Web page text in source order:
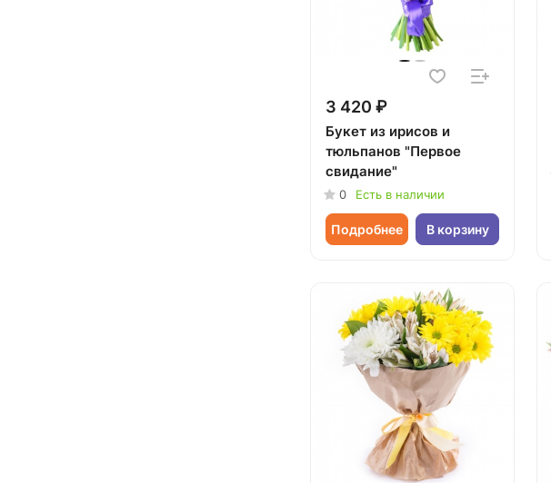
3 420 ₽
Букет из ирисов и
тюльпанов "Первое
свидание"
0 Есть в наличии
Подробнее В корзину